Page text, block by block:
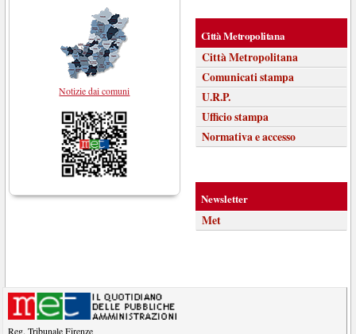
Notizie dai comuni
Città Metropolitana
Città Metropolitana
Comunicati stampa
U.R.P.
Ufficio stampa
Normativa e accesso
Newsletter
Met
Reg. Tribunale Firenze